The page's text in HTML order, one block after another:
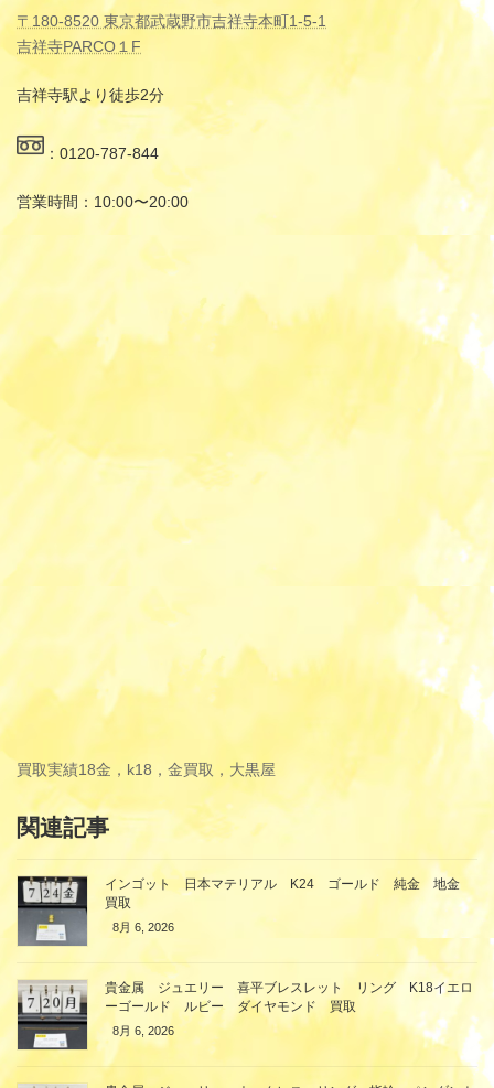
〒180-8520 東京都武蔵野市吉祥寺本町1-5-1
吉祥寺PARCO１F
吉祥寺駅より徒歩2分
：0120-787-844
営業時間：10:00〜20:00
買取実績18金，k18，金買取，大黒屋
関連記事
インゴット 日本マテリアル K24 ゴールド 純金 地金
買取
8月 6, 2026
貴金属 ジュエリー 喜平ブレスレット リング K18イエロ
ーゴールド ルビー ダイヤモンド 買取
8月 6, 2026